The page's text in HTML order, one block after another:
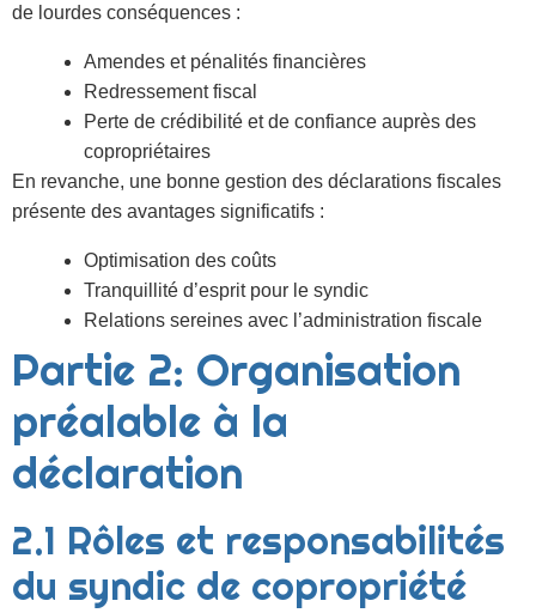
de lourdes conséquences :
Amendes et pénalités financières
Redressement fiscal
Perte de crédibilité et de confiance auprès des
copropriétaires
En revanche, une bonne gestion des déclarations fiscales
présente des avantages significatifs :
Optimisation des coûts
Tranquillité d’esprit pour le syndic
Relations sereines avec l’administration fiscale
Partie 2: Organisation
préalable à la
déclaration
2.1 Rôles et responsabilités
du syndic de copropriété